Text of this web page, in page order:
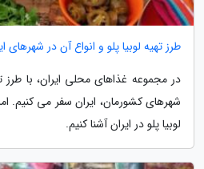
طرز تهیه لوبیا پلو و انواع آن در شهرهای
در مجموعه غذاهای محلی ایران، با
شهرهای کشورمان، ایران سفر می کنیم.
لوبیا پلو در ایران آشنا کنیم.